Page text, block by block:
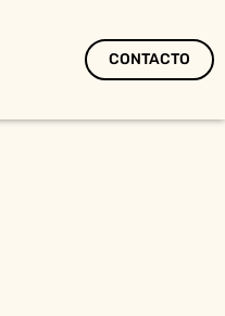
CONTACTO